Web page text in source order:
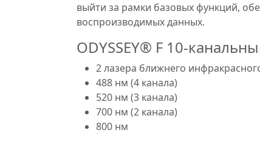
выйти за рамки базовых функций,
воспроизводимых данных.
ODYSSEY® F 10-
2 лазера ближнего
488 нм (4 канала)
520 нм (3 канала)
700 нм (2 канала)
800 нм